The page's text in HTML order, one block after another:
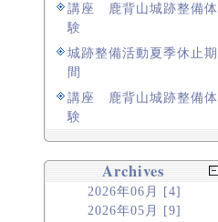
講座 鹿背山城跡整備体
験
城跡整備活動夏季休止期
間
講座 鹿背山城跡整備体
験
Archives
2026年06月 [4]
2026年05月 [9]